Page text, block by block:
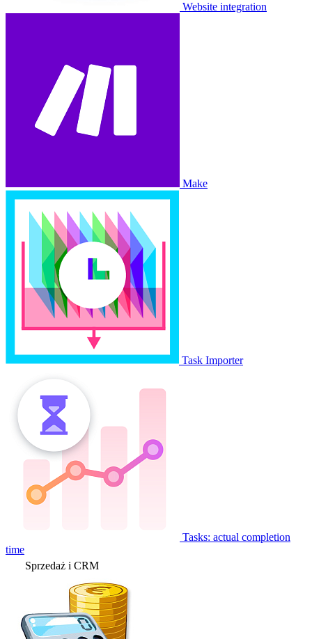
Website integration
Make
Task Importer
Tasks: actual completion
time
Sprzedaż i CRM